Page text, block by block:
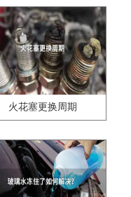
火花塞更换周期